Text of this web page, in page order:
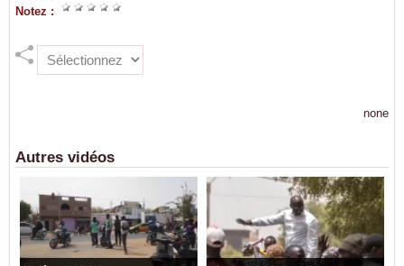
Notez :
none
Autres vidéos